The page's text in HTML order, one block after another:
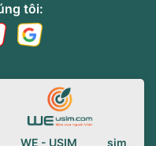
tôi:
_____WE - USIM_____ sim